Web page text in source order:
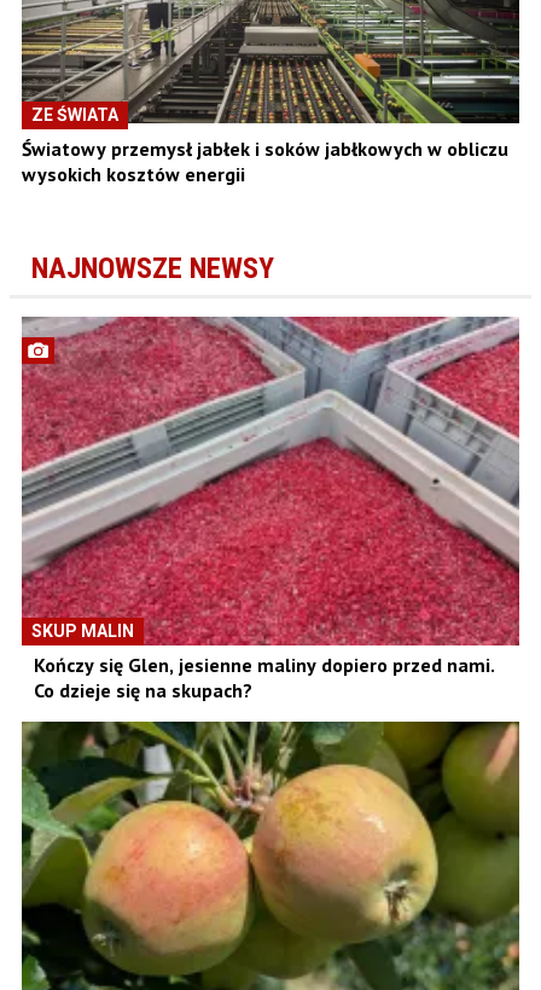
ZE ŚWIATA
Światowy przemysł jabłek i soków jabłkowych w obliczu
wysokich kosztów energii
NAJNOWSZE NEWSY
SKUP MALIN
Kończy się Glen, jesienne maliny dopiero przed nami.
Co dzieje się na skupach?